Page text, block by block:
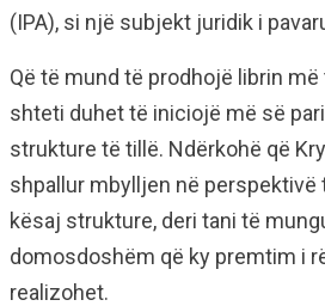
(IPA), si një subjekt juridik i
Që të mund të prodhojë librin
shteti duhet të iniciojë më së
strukture të tillë. Ndërkohë që
shpallur mbylljen në
kësaj strukture, deri tani të
domosdoshëm që ky premtim i
realizohet.